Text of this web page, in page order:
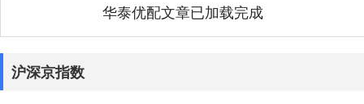
华泰优配文章已加载完成
沪深京指数